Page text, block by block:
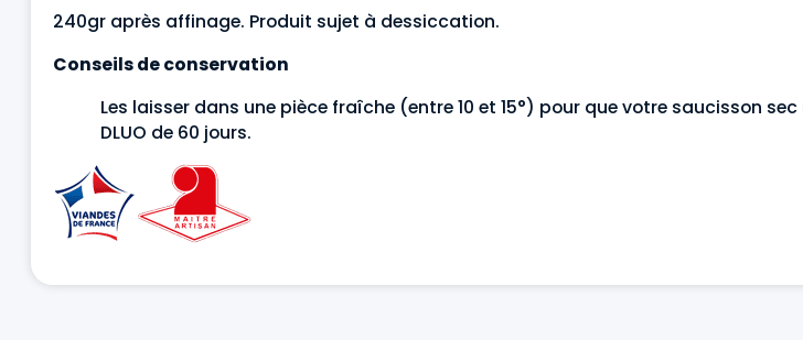
240gr après affinage. Produit sujet à dessiccation.
Conseils de conservation
Les laisser dans une pièce fraîche (entre 10 et 15°) pour que votre saucisson sec
DLUO de 60 jours.